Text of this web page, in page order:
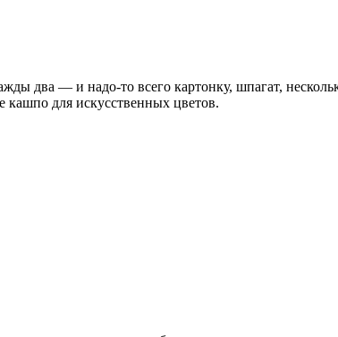
два — и надо-то всего картонку, шпагат,
кашпо для искусственных цветов.